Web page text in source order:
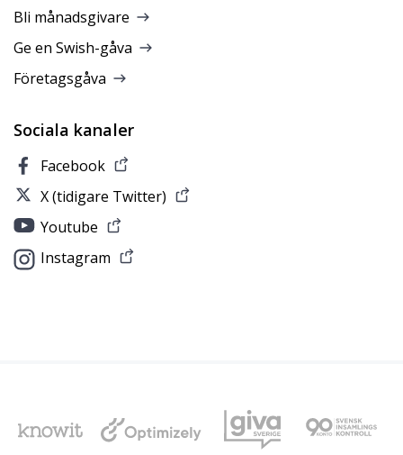
Bli månadsgivare
Ge en Swish-gåva
Företagsgåva
Sociala kanaler
Facebook
X (tidigare Twitter)
Youtube
Instagram